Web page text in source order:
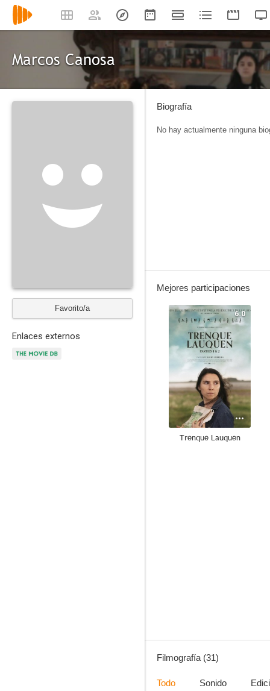
Marcos Canosa
Favorito/a
Enlaces externos
Biografía
No hay actualmente ninguna
Mejores participaciones
6.0
Trenque Lauquen
Filmografía (31)
Todo Sonido